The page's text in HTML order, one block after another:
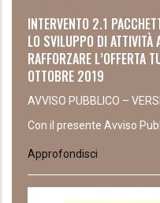
INTERVENTO 2.1
LO SVILUPPO DI ATTIVITÀ
RAFFORZARE L’OFFERTA
OTTOBRE 2019
AVVISO PUBBLICO –
Con il presente Avviso
Approfondisci